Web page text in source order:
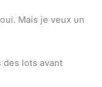
Mais je veux un
des lots avant